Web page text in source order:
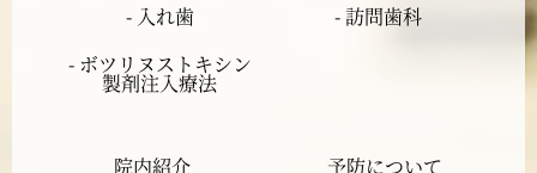
- 入れ歯
- 訪問歯科
- ボツリヌストキシン
製剤注入療法
院内紹介
予防について